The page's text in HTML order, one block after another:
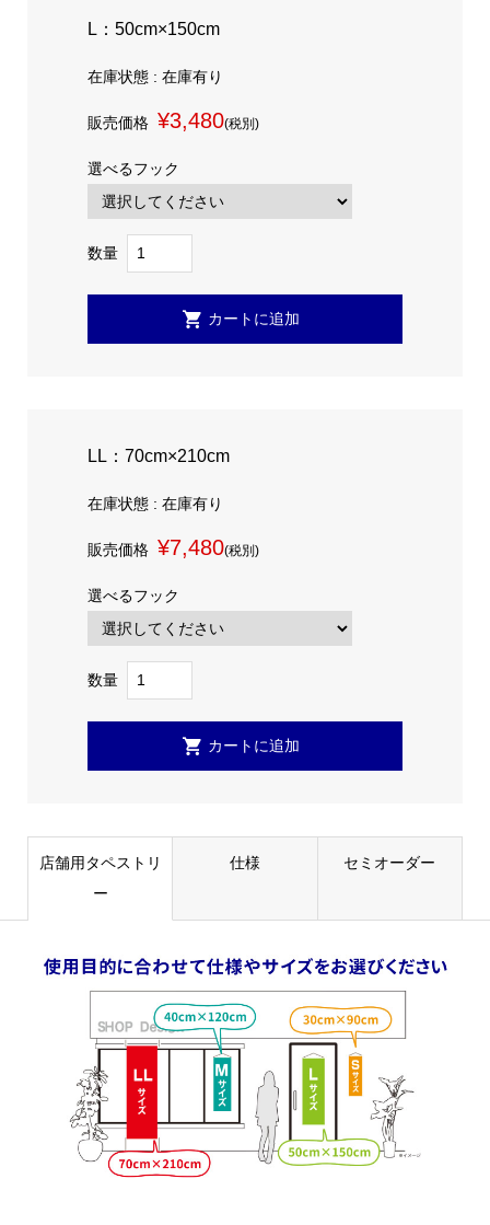
L：50cm×150cm
在庫状態 : 在庫有り
販売価格 ¥3,480(税別)
選べるフック
数量
LL：70cm×210cm
在庫状態 : 在庫有り
販売価格 ¥7,480(税別)
選べるフック
数量
店舗用タペストリ
ー
仕様 セミオーダー